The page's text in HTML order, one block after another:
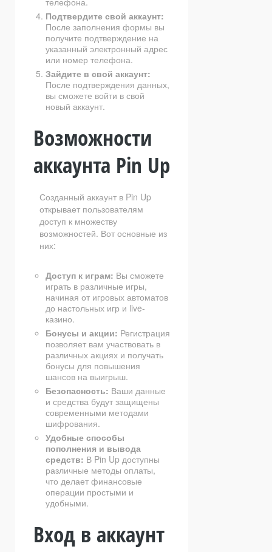
Подтвердите свой аккаунт:
После заполнения формы вы
получите подтверждение на
указанный электронный адрес
или номер телефона.
Зайдите в свой аккаунт:
После подтверждения данных,
вы сможете войти в свой
новый аккаунт.
Возможности
аккаунта Pin Up
Созданный аккаунт в Pin Up
открывает пользователям
доступ к множеству
возможностей. Вот основные из
них:
Доступ к играм: Вы сможете
играть в различные игры,
начиная от игровых автоматов
до настольных игр и live-
казино.
Бонусы и акции: Регистрация
позволяет вам участвовать в
различных акциях и получать
бонусы для повышения
шансов на выигрыш.
Безопасность: Ваши данные
и средства будут защищены
современными методами
шифрования.
Удобные способы
пополнения и вывода
средств: В Pin Up доступны
различные методы оплаты,
что делает финансовые
операции простыми и
удобными.
Вход в аккаунт